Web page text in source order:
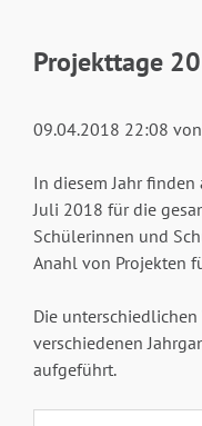
Projekttage
09.04.2018 22:08
In diesem Jahr finden
Juli 2018 für die
Schülerinnen und
Anahl von Projekten
Die
verschiedenen
aufgeführt.